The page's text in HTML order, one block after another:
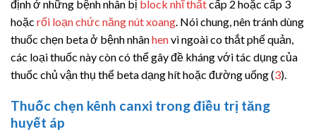
định ở những bệnh nhân bị block nhĩ thấtcấp 2 hoặc cấp 3
hoặc rối loạn chức năng nút xoang . Nói chung, nên tránh dùng
thuốc chẹn beta ở bệnh nhânhenvì ngoài co thắt phế quản,
các loại thuốc này còn có thể gây đề kháng với tác dụng của
thuốc chủ vận thụ thể beta dạng hít hoặc đường uống (3).
Thuốc chẹn kênh canxi trong điều trị tăng
huyết áp